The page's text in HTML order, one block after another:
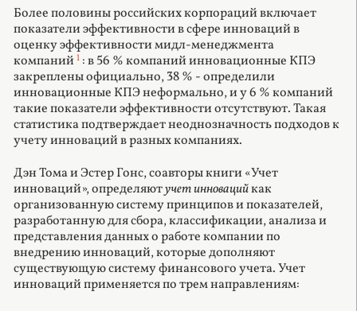
Более половины российских корпораций включает
показатели эффективности в сфере инноваций в
оценку эффективности мидл-менеджмента
компаний 1 : в 56 % компаний инновационные КПЭ
закреплены официально, 38 % - определили
инновационные КПЭ неформально, и у 6 % компаний
такие показатели эффективности отсутствуют. Такая
статистика подтверждает неоднозначность подходов к
учету инноваций в разных компаниях.
Дэн Тома и Эстер Гонс, соавторы книги «Учет
инноваций», определяютучет инновацийкак
организованную систему принципов и показателей,
разработанную для сбора, классификации, анализа и
представления данных о работе компании по
внедрению инноваций, которые дополняют
существующую систему финансового учета. Учет
инноваций применяется по трем направлениям: